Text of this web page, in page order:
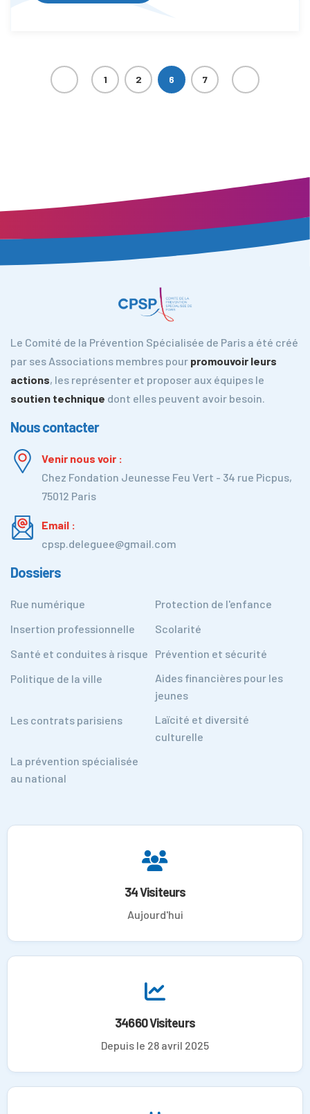
1 2 6 7
Le Comité de la Prévention Spécialisée de Paris a été créé
par ses Associations membres pour promouvoir leurs
actions, les représenter et proposer aux équipes le
soutien technique dont elles peuvent avoir besoin.
Nous contacter
Venir nous voir :
Chez Fondation Jeunesse Feu Vert - 34 rue Picpus,
75012 Paris
Email :
cpsp.deleguee@gmail.com
Dossiers
Rue numérique
Protection de l'enfance
Insertion professionnelle
Scolarité
Santé et conduites à risque
Prévention et sécurité
Politique de la ville
Aides financières pour les
jeunes
Les contrats parisiens
Laïcité et diversité
culturelle
La prévention spécialisée
au national
34 Visiteurs
Aujourd'hui
34660 Visiteurs
Depuis le 28 avril 2025